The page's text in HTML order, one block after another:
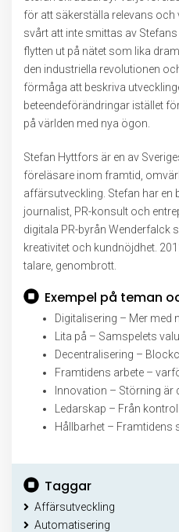
för att säkerställa relevans och
svårt att inte smittas av
flytten ut på nätet som lika
den industriella revolutionen
förmåga att beskriva
beteendeförändringar istället
på världen med nya ögon.
Stefan Hyttfors är en av
föreläsare inom framtid,
affärsutveckling. Stefan har en
journalist, PR-konsult och
digitala PR-byrån Wenderfalck
kreativitet och kundnöjdhet.
talare, genombrott.
Exempel på teman
Digitalisering – Mer med
Lita på – Samspelets
Decentralisering –
Framtidens arbete –
Innovation – Störning är
Ledarskap – Från
Hållbarhet – Framtidens
Taggar
Affärsutveckling
Automatisering